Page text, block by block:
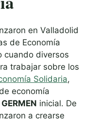
en Valladolid
de Economía
cuando diversos
trabajar sobre los
Solidaria,
economía
GERMEN inicial. De
a crearse